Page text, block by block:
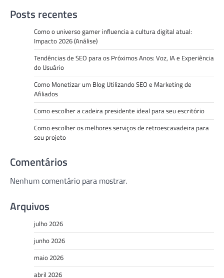
Posts recentes
Como o universo gamer influencia a cultura digital atual:
Impacto 2026 (Análise)
Tendências de SEO para os Próximos Anos: Voz, IA e Experiência
do Usuário
Como Monetizar um Blog Utilizando SEO e Marketing de
Afiliados
Como escolher a cadeira presidente ideal para seu escritório
Como escolher os melhores serviços de retroescavadeira para
seu projeto
Comentários
Nenhum comentário para mostrar.
Arquivos
julho 2026
junho 2026
maio 2026
abril 2026